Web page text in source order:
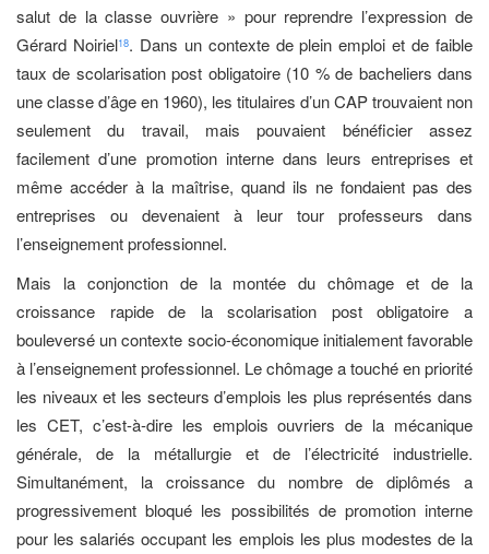
salut de la classe ouvrière » pour reprendre l’expression de
Gérard Noiriel18. Dans un contexte de plein emploi et de faible
taux de scolarisation post obligatoire (10 % de bacheliers dans
une classe d’âge en 1960), les titulaires d’un CAP trouvaient non
seulement du travail, mais pouvaient bénéficier assez
facilement d’une promotion interne dans leurs entreprises et
même accéder à la maîtrise, quand ils ne fondaient pas des
entreprises ou devenaient à leur tour professeurs dans
l’enseignement professionnel.
Mais la conjonction de la montée du chômage et de la
croissance rapide de la scolarisation post obligatoire a
bouleversé un contexte socio-économique initialement favorable
à l’enseignement professionnel. Le chômage a touché en priorité
les niveaux et les secteurs d’emplois les plus représentés dans
les CET, c’est-à-dire les emplois ouvriers de la mécanique
générale, de la métallurgie et de l’électricité industrielle.
Simultanément, la croissance du nombre de diplômés a
progressivement bloqué les possibilités de promotion interne
pour les salariés occupant les emplois les plus modestes de la